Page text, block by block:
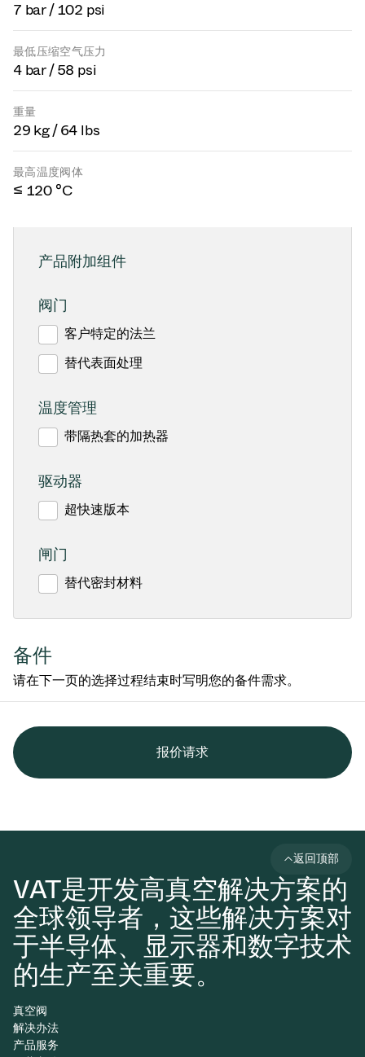
7 bar / 102 psi
最低压缩空气压力
4 bar / 58 psi
重量
29 kg / 64 lbs
最高温度阀体
≤ 120 °C
产品附加组件
阀门
客户特定的法兰
替代表面处理
温度管理
带隔热套的加热器
驱动器
超快速版本
闸门
替代密封材料
备件
请在下一页的选择过程结束时写明您的备件需求。
报价请求
VAT是开发高真空解决方案的
全球领导者，这些解决方案对
于半导体、显示器和数字技术
的生产至关重要。
返回顶部
真空阀
解决办法
产品服务